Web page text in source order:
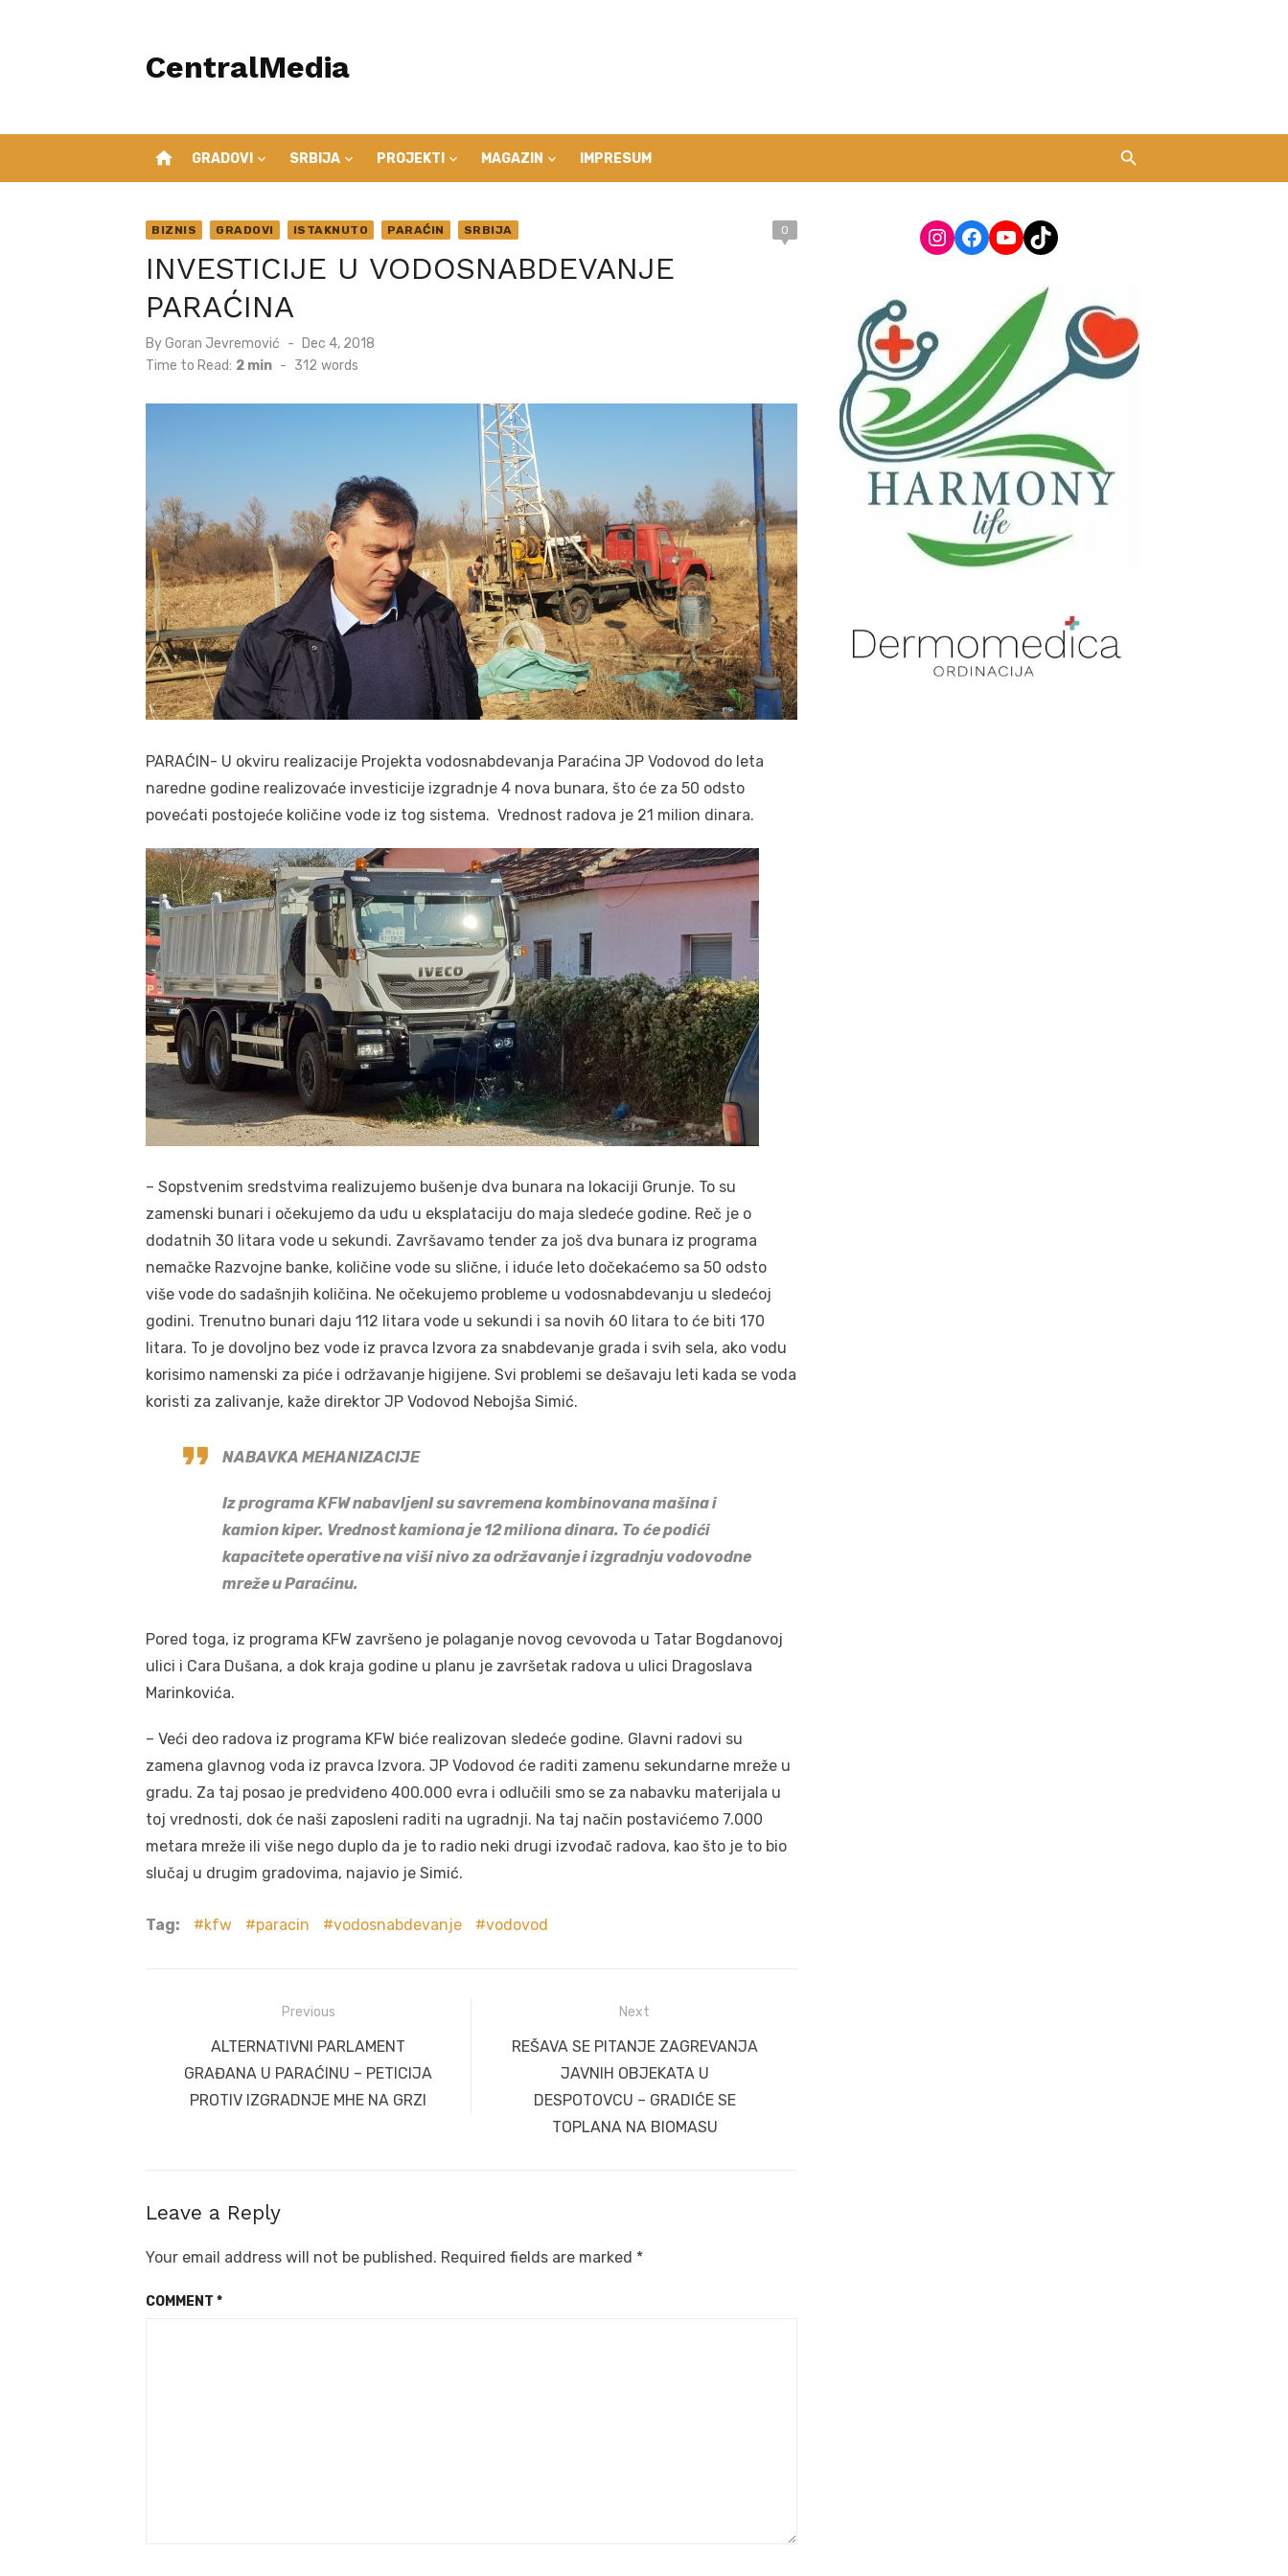
CentralMedia
home GRADOVI SRBIJA PROJEKTI MAGAZIN IMPRESUM
BIZNIS GRADOVI ISTAKNUTO PARAĆIN SRBIJA 0
INVESTICIJE U VODOSNABDEVANJE
PARAĆINA
ByGoran Jevremović
Posted
on
Dec 4, 2018
Time to Read: 2 min - 312 words
PARAĆIN- U okviru realizacije Projekta vodosnabdevanja Paraćina JP Vodovod do leta
naredne godine realizovaće investicije izgradnje 4 nova bunara, što će za 50 odsto
povećati postojeće količine vode iz tog sistema. Vrednost radova je 21 milion dinara.
– Sopstvenim sredstvima realizujemo bušenje dva bunara na lokaciji Grunje. To su
zamenski bunari i očekujemo da uđu u eksplataciju do maja sledeće godine. Reč je o
dodatnih 30 litara vode u sekundi. Završavamo tender za još dva bunara iz programa
nemačke Razvojne banke, količine vode su slične, i iduće leto dočekaćemo sa 50 odsto
više vode do sadašnjih količina. Ne očekujemo probleme u vodosnabdevanju u sledećoj
godini. Trenutno bunari daju 112 litara vode u sekundi i sa novih 60 litara to će biti 170
litara. To je dovoljno bez vode iz pravca Izvora za snabdevanje grada i svih sela, ako vodu
korisimo namenski za piće i održavanje higijene. Svi problemi se dešavaju leti kada se voda
koristi za zalivanje, kaže direktor JP Vodovod Nebojša Simić.
NABAVKA MEHANIZACIJE
Iz programa KFW nabavljenI su savremena kombinovana mašina i
kamion kiper. Vrednost kamiona je 12 miliona dinara. To će podići
kapacitete operative na viši nivo za održavanje i izgradnju vodovodne
mreže u Paraćinu.
Pored toga, iz programa KFW završeno je polaganje novog cevovoda u Tatar Bogdanovoj
ulici i Cara Dušana, a dok kraja godine u planu je završetak radova u ulici Dragoslava
Marinkovića.
– Veći deo radova iz programa KFW biće realizovan sledeće godine. Glavni radovi su
zamena glavnog voda iz pravca Izvora. JP Vodovod će raditi zamenu sekundarne mreže u
gradu. Za taj posao je predviđeno 400.000 evra i odlučili smo se za nabavku materijala u
toj vrednosti, dok će naši zaposleni raditi na ugradnji. Na taj način postavićemo 7.000
metara mreže ili više nego duplo da je to radio neki drugi izvođač radova, kao što je to bio
slučaj u drugim gradovima, najavio je Simić.
Tag: kfw paracin vodosnabdevanje vodovod
navigation
Previous
Previous
post:
ALTERNATIVNI PARLAMENT
GRAĐANA U PARAĆINU – PETICIJA
PROTIV IZGRADNJE MHE NA GRZI
Next
Next
REŠAVA SE PITANJE ZAGREVANJA
JAVNIH OBJEKATA U
DESPOTOVCU – GRADIĆE SE
TOPLANA NA BIOMASU
Leave a Reply
Your email address will not be published. Required fields are marked *
COMMENT *
Instagram
Facebook
YouTube
TikTok